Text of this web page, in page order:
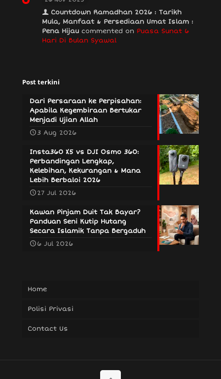
Countdown Ramadhan 2026 : Tarikh
Mula, Manfaat & Persediaan Umat Islam :
Pena Hijau commented on Puasa Sunat 6
Hari Di Bulan Syawal
Post terkini
Dari Persaraan ke Perpisahan:
Apabila Kegembiraan Bertukar
Menjadi Ujian Allah
3 Aug 2026
Insta360 X5 vs DJI Osmo 360:
Perbandingan Lengkap,
Kelebihan, Kekurangan & Mana
Lebih Berbaloi 2026
27 Jul 2026
Kawan Pinjam Duit Tak Bayar?
Panduan Seni Kutip Hutang
Secara Islamik Tanpa Bergaduh
6 Jul 2026
Home
Polisi Privasi
Contact Us